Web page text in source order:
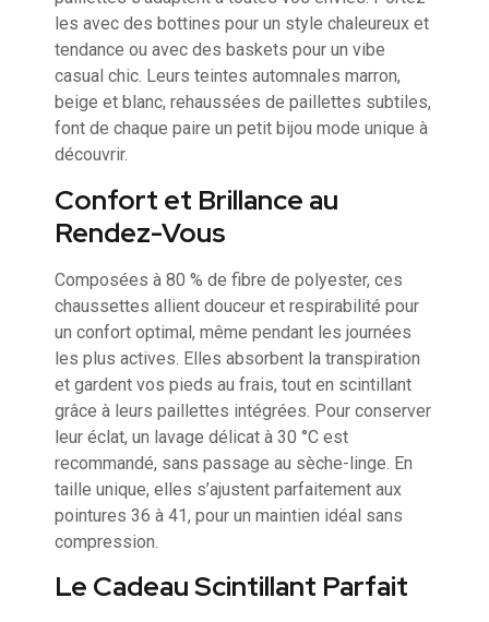
les avec des bottines pour un style chaleureux et
tendance ou avec des baskets pour un vibe
casual chic. Leurs teintes automnales marron,
beige et blanc, rehaussées de paillettes subtiles,
font de chaque paire un petit bijou mode unique à
découvrir.
Confort et Brillance au
Rendez-Vous
Composées à 80 % de fibre de polyester, ces
chaussettes allient douceur et respirabilité pour
un confort optimal, même pendant les journées
les plus actives. Elles absorbent la transpiration
et gardent vos pieds au frais, tout en scintillant
grâce à leurs paillettes intégrées. Pour conserver
leur éclat, un lavage délicat à 30 °C est
recommandé, sans passage au sèche-linge. En
taille unique, elles s’ajustent parfaitement aux
pointures 36 à 41, pour un maintien idéal sans
compression.
Le Cadeau Scintillant Parfait